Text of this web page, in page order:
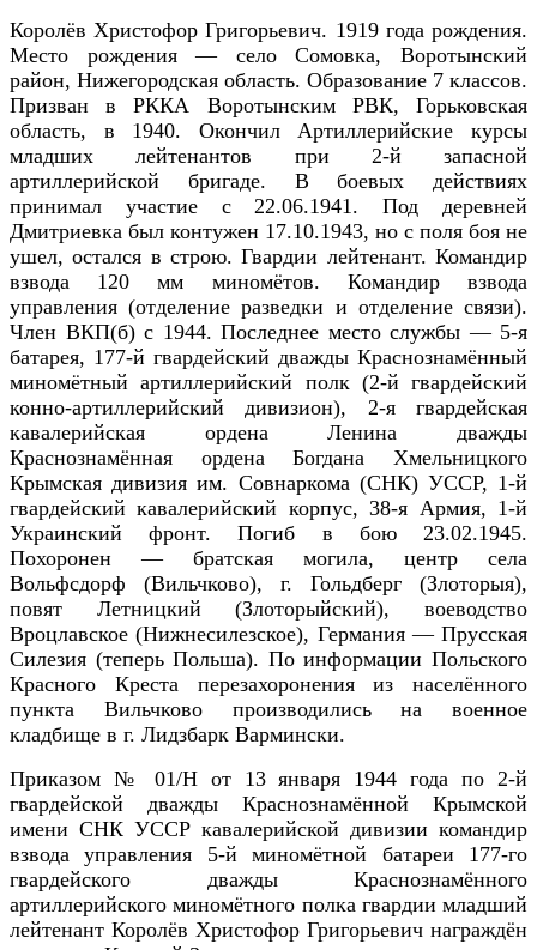
Королёв Христофор Григорьевич. 1919 года рождения.
Место рождения — село Сомовка, Воротынский
район, Нижегородская область. Образование 7 классов.
Призван в РККА Воротынским РВК, Горьковская
область, в 1940. Окончил Артиллерийские курсы
младших лейтенантов при 2-й запасной
артиллерийской бригаде. В боевых действиях
принимал участие с 22.06.1941. Под деревней
Дмитриевка был контужен 17.10.1943, но с поля боя не
ушел, остался в строю. Гвардии лейтенант. Командир
взвода 120 мм миномётов. Командир взвода
управления (отделение разведки и отделение связи).
Член ВКП(б) с 1944. Последнее место службы — 5-я
батарея, 177-й гвардейский дважды Краснознамённый
миномётный артиллерийский полк (2-й гвардейский
конно-артиллерийский дивизион), 2-я гвардейская
кавалерийская ордена Ленина дважды
Краснознамённая ордена Богдана Хмельницкого
Крымская дивизия им. Совнаркома (СНК) УССР, 1-й
гвардейский кавалерийский корпус, 38-я Армия, 1-й
Украинский фронт. Погиб в бою 23.02.1945.
Похоронен — братская могила, центр села
Вольфсдорф (Вильчково), г. Гольдберг (Злоторыя),
повят Летницкий (Злоторыйский), воеводство
Вроцлавское (Нижнесилезское), Германия — Прусская
Силезия (теперь Польша). По информации Польского
Красного Креста перезахоронения из населённого
пункта Вильчково производились на военное
кладбище в г. Лидзбарк Вармински.
Приказом № 01/Н от 13 января 1944 года по 2-й
гвардейской дважды Краснознамённой Крымской
имени СНК УССР кавалерийской дивизии командир
взвода управления 5-й миномётной батареи 177-го
гвардейского дважды Краснознамённого
артиллерийского миномётного полка гвардии младший
лейтенант Королёв Христофор Григорьевич награждён